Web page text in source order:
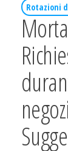
Rotazioni